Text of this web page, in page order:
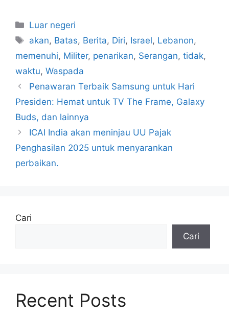
Kategori
Luar negeri
Tag
akan, Batas, Berita, Diri, Israel, Lebanon,
memenuhi, Militer, penarikan, Serangan, tidak,
waktu, Waspada
Penawaran Terbaik Samsung untuk Hari
Presiden: Hemat untuk TV The Frame, Galaxy
Buds, dan lainnya
ICAI India akan meninjau UU Pajak
Penghasilan 2025 untuk menyarankan
perbaikan.
Cari
Cari
Recent Posts